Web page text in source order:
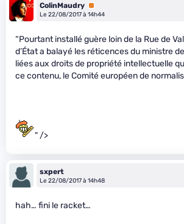
ColinMaudry Premium
Le 22/08/2017 à 14h44
“Pourtant installé guère loin de la Rue de
d’État a balayé les réticences du ministre
liées aux droits de propriété intellectuelle
ce contenu, le Comité européen de
" />
sxpert
Le 22/08/2017 à 14h48
hah… fini le racket…